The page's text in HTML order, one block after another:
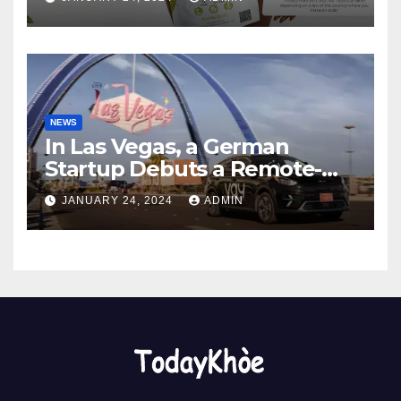
2024
NEWS
In Las Vegas, a German
Startup Debuts a Remote-
Controlled Car Rental Service
JANUARY 24, 2024 ADMIN